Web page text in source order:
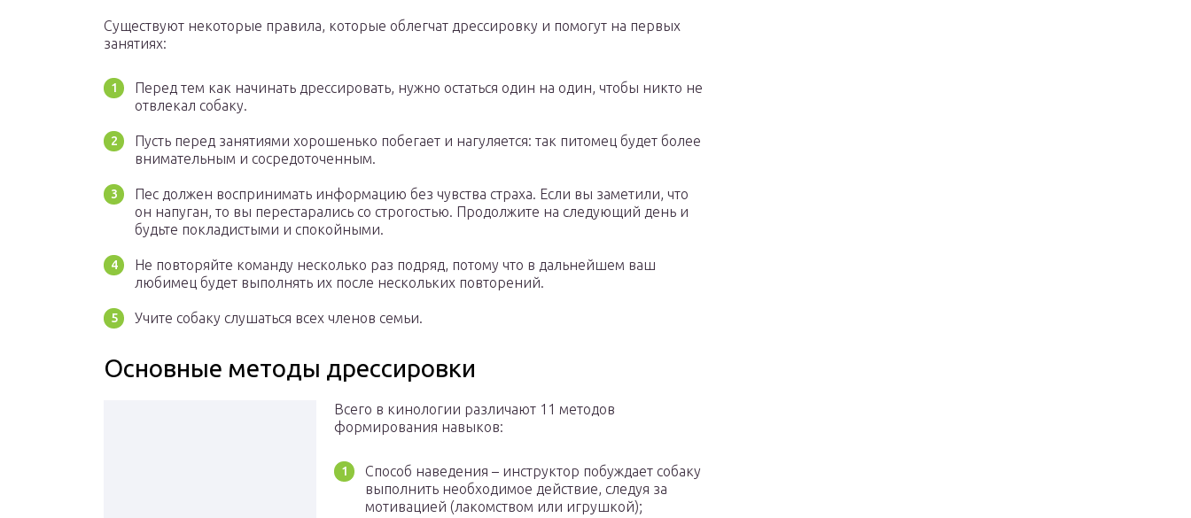
Существуют некоторые правила, которые облегчат дрессировку и помогут на первых
занятиях:
Перед тем как начинать дрессировать, нужно остаться один на один, чтобы никто не
отвлекал собаку.
Пусть перед занятиями хорошенько побегает и нагуляется: так питомец будет более
внимательным и сосредоточенным.
Пес должен воспринимать информацию без чувства страха. Если вы заметили, что
он напуган, то вы перестарались со строгостью. Продолжите на следующий день и
будьте покладистыми и спокойными.
Не повторяйте команду несколько раз подряд, потому что в дальнейшем ваш
любимец будет выполнять их после нескольких повторений.
Учите собаку слушаться всех членов семьи.
Основные методы дрессировки
Всего в кинологии различают 11 методов
формирования навыков:
Способ наведения – инструктор побуждает собаку
выполнить необходимое действие, следуя за
мотивацией (лакомством или игрушкой);